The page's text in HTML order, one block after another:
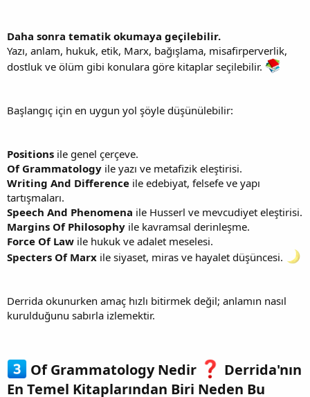
Daha sonra tematik okumaya geçilebilir.
Yazı, anlam, hukuk, etik, Marx, bağışlama, misafirperverlik,
dostluk ve ölüm gibi konulara göre kitaplar seçilebilir.
Başlangıç için en uygun yol şöyle düşünülebilir:
Positions ile genel çerçeve.
Of Grammatology ile yazı ve metafizik eleştirisi.
Writing And Difference ile edebiyat, felsefe ve yapı
tartışmaları.
Speech And Phenomena ile Husserl ve mevcudiyet eleştirisi.
Margins Of Philosophy ile kavramsal derinleşme.
Force Of Law ile hukuk ve adalet meselesi.
Specters Of Marx ile siyaset, miras ve hayalet düşüncesi.
Derrida okunurken amaç hızlı bitirmek değil; anlamın nasıl
kurulduğunu sabırla izlemektir.
Of Grammatology Nedir
Derrida'nın
En Temel Kitaplarından Biri Neden Bu